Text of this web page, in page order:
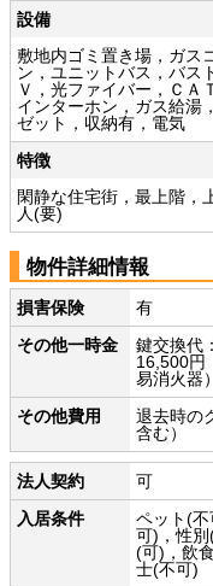
設備
敷地内ゴミ置き場，ガス
ン，ユニットバス，バス
Ｖ，光ファイバー，ＣＡ
インターホン，ガス給湯
ゼット，収納有，電気
特徴
閑静な住宅街，最上階，
人(要)
物件詳細情報
損害保険
有
その他一時金
鍵交換代
16,500
易消火器
その他費用
退去時の
含む）
法人契約
可
入居条件
ペット(
可)，性
(可)，飲
士(不可)